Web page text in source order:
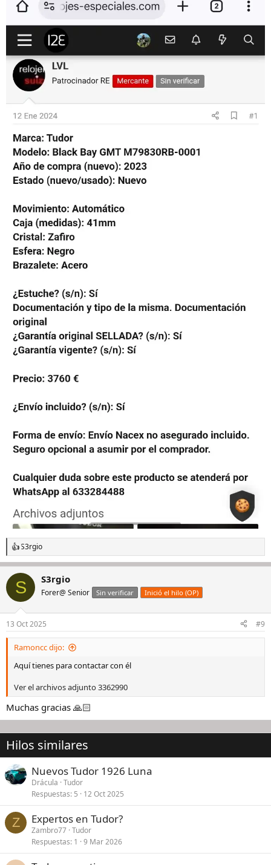
R
e
c
i
e
s
S3rgio
S S3rgio
Forer@ Senior Sin verificar Inició el hilo (OP)
13 Oct 2025 #9
Ramoncc dijo:
Aquí tienes para contactar con él
Ver el archivos adjunto 3362990
Muchas gracias 🙏🏻
Hilos similares
Nuevos Tudor 1926 Luna
Drácula Tudor
Respuestas 5 12 Oct 2025
Z Expertos en Tudor?
Zambro77 Tudor
Respuestas 1 9 Mar 2026